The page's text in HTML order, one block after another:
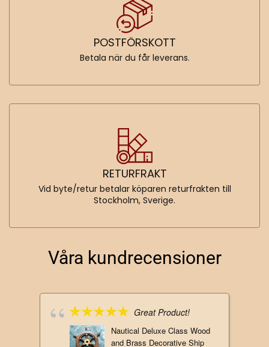
POSTFÖRSKOTT
Betala när du får leverans.
RETURFRAKT
Vid byte/retur betalar köparen returfrakten till
Stockholm, Sverige.
Våra kundrecensioner
Great Product!
Nautical Deluxe Class Wood
and Brass Decorative Ship